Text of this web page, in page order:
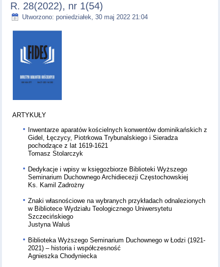
R. 28(2022), nr 1(54)
Utworzono: poniedziałek, 30 maj 2022 21:04
ARTYKUŁY
Inwentarze aparatów kościelnych konwentów dominikańskich z
Gidel, Łęczycy, Piotrkowa Trybunalskiego i Sieradza
pochodzące z lat 1619-1621
Tomasz Stolarczyk
Dedykacje i wpisy w księgozbiorze Biblioteki Wyższego
Seminarium Duchownego Archidiecezji Częstochowskiej
Ks. Kamil Zadrożny
Znaki własnościowe na wybranych przykładach odnalezionych
w Bibliotece Wydziału Teologicznego Uniwersytetu
Szczecińskiego
Justyna Waluś
Biblioteka Wyższego Seminarium Duchownego w Łodzi (1921-
2021) – historia i współczesność
Agnieszka Chodyniecka